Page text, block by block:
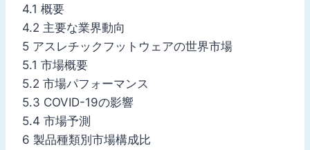
4.1 概要
4.2 主要な業界動向
5 アスレチックフットウェアの世界市場
5.1 市場概要
5.2 市場パフォーマンス
5.3 COVID-19の影響
5.4 市場予測
6 製品種類別市場構成比